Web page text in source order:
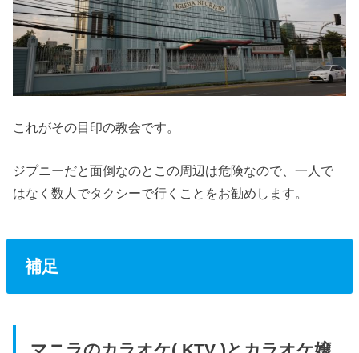
これがその目印の教会です。
ジプニーだと面倒なのとこの周辺は危険なので、一人で
はなく数人でタクシーで行くことをお勧めします。
補足